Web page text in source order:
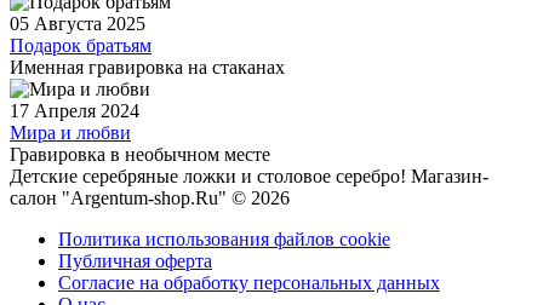
05 Августа 2025
Подарок братьям
Именная гравировка на стаканах
17 Апреля 2024
Мира и любви
Гравировка в необычном месте
Детские серебряные ложки и столовое серебро! Магазин-
салон "Argentum-shop.Ru" © 2026
Политика использования файлов cookie
Публичная оферта
Согласие на обработку персональных данных